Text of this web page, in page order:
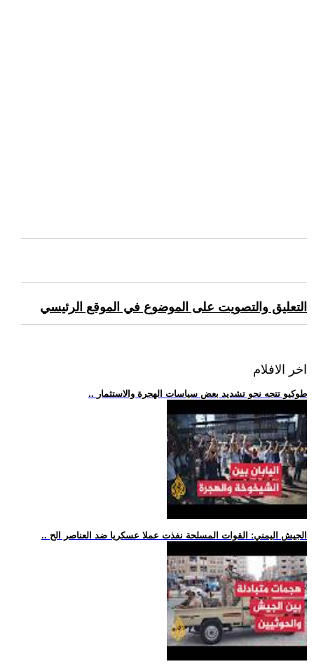
التعليق والتصويت على الموضوع في الموقع الرئيسي
اخر الافلام
.. طوكيو تتجه نحو تشديد بعض سياسات الهجرة والاستثمار
.. الجيش اليمني: القوات المسلحة نفذت عملا عسكريا ضد العناصر الح